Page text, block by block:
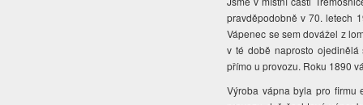
pravděpodobně v 70. letech
Vápenec se sem dovážel z
v té době naprosto ojedinělá
přímo u provozu. Roku 1890
Výroba vápna byla pro firmu